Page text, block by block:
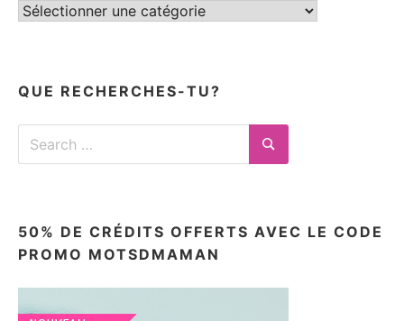
Tous
QUE RECHERCHES-TU?
Search
Search
50% DE CRÉDITS OFFERTS AVEC LE CODE
PROMO MOTSDMAMAN